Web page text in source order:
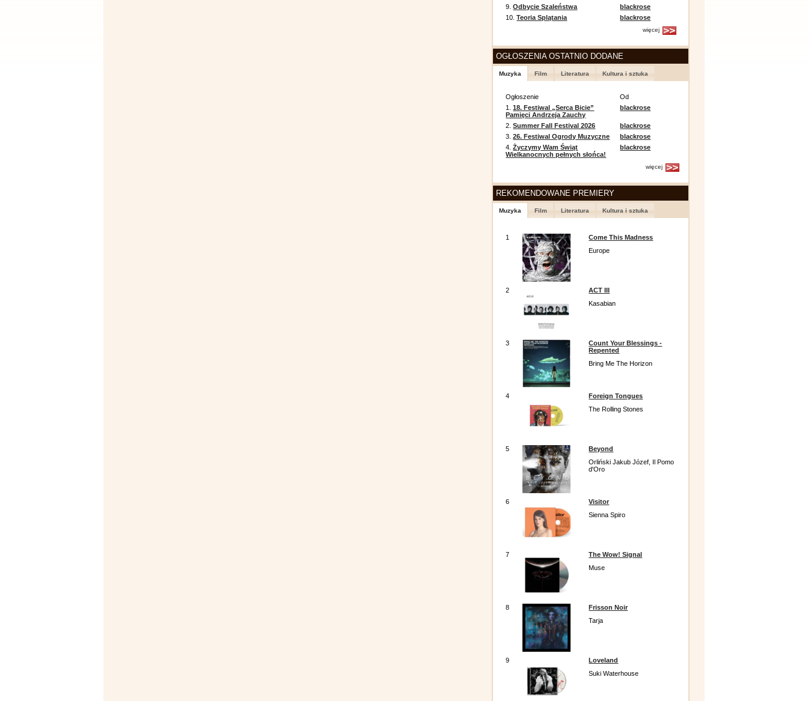
9.Odbycie Szaleństwa
blackrose
10.Teoria Splątania blackrose
więcej
OGŁOSZENIA OSTATNIO DODANE
Muzyka Film Literatura Kultura i sztuka
Ogłoszenie
Od
1.18. Festiwal „Serca Bicie”
Pamięci Andrzeja Zauchy
blackrose
2.Summer Fall Festival 2026
blackrose
3.26. Festiwal Ogrody Muzyczne
blackrose
4.Życzymy Wam Świąt
Wielkanocnych pełnych słońca!
blackrose
więcej
REKOMENDOWANE PREMIERY
Muzyka Film Literatura Kultura i sztuka
1
Come This Madness
Europe
2
ACT III
Kasabian
3
Count Your Blessings -
Repented
Bring Me The Horizon
4
Foreign Tongues
The Rolling Stones
5
Beyond
Orliński Jakub Józef, Il Pomo
d'Oro
6
Visitor
Sienna Spiro
7
The Wow! Signal
Muse
8
Frisson Noir
Tarja
9
Loveland
Suki Waterhouse